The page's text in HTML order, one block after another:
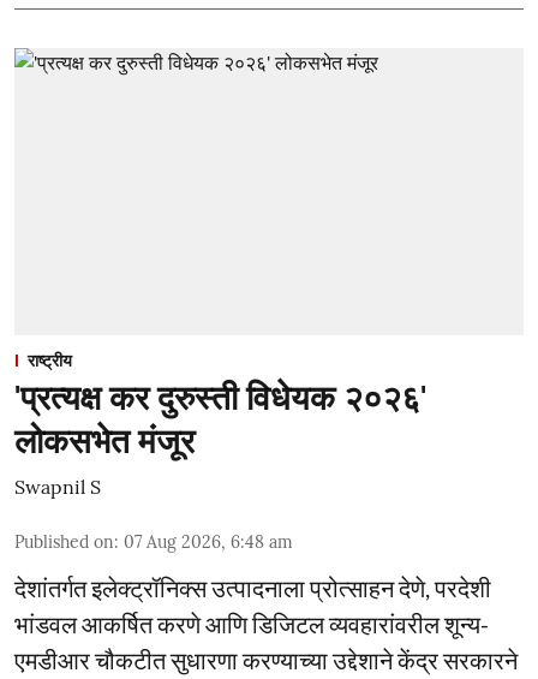
राष्ट्रीय
'प्रत्यक्ष कर दुरुस्ती विधेयक २०२६'
लोकसभेत मंजूर
Swapnil S
Published on: 07 Aug 2026, 6:48 am
देशांतर्गत इलेक्ट्रॉनिक्स उत्पादनाला प्रोत्साहन देणे, परदेशी
भांडवल आकर्षित करणे आणि डिजिटल व्यवहारांवरील शून्य-
एमडीआर चौकटीत सुधारणा करण्याच्या उद्देशाने केंद्र सरकारने